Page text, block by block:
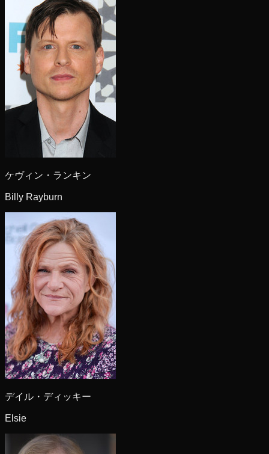
ケヴィン・ランキン
Billy Rayburn
デイル・ディッキー
Elsie